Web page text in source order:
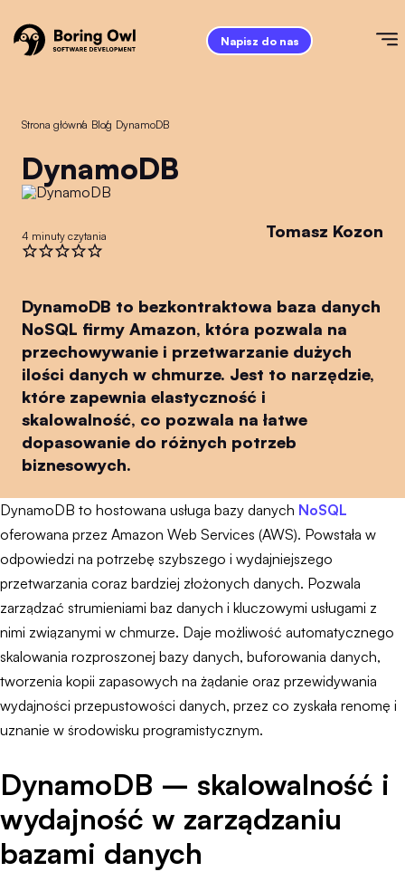
Napisz do nas
Strona główna
/ Blog
/ DynamoDB
DynamoDB
4 minuty czytania Tomasz Kozon
DynamoDB to bezkontraktowa baza danych
NoSQL firmy Amazon, która pozwala na
przechowywanie i przetwarzanie dużych
ilości danych w chmurze. Jest to narzędzie,
które zapewnia elastyczność i
skalowalność, co pozwala na łatwe
dopasowanie do różnych potrzeb
biznesowych.
DynamoDB to hostowana usługa bazy danych NoSQL
oferowana przez Amazon Web Services (AWS). Powstała w
odpowiedzi na potrzebę szybszego i wydajniejszego
przetwarzania coraz bardziej złożonych danych. Pozwala
zarządzać strumieniami baz danych i kluczowymi usługami z
nimi związanymi w chmurze. Daje możliwość automatycznego
skalowania rozproszonej bazy danych, buforowania danych,
tworzenia kopii zapasowych na żądanie oraz przewidywania
wydajności przepustowości danych, przez co zyskała renomę i
uznanie w środowisku programistycznym.
DynamoDB – skalowalność i
wydajność w zarządzaniu
bazami danych